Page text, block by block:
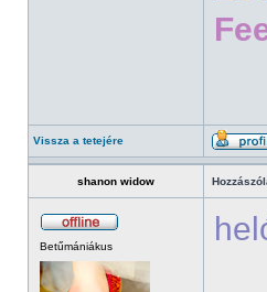
Vissza a tetejére
shanon widow
Betűmániákus